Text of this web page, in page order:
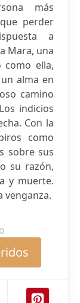
más
perder
a
Mara, una
ella,
alma en
camino
indicios
Con la
como
sobre sus
su razón,
y muerte.
venganza.